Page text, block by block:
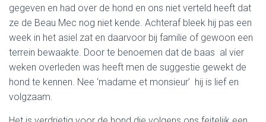
gegeven en had over de hond en ons niet verteld heeft dat
ze de Beau Mec nog niet kende. Achteraf bleek hij pas een
week in het asiel zat en daarvoor bij familie of gewoon een
terrein bewaakte. Door te benoemen dat de baas al vier
weken overleden was heeft men de suggestie gewekt de
hond te kennen. Nee ‘madame et monsieur’ hij is lief en
volgzaam.